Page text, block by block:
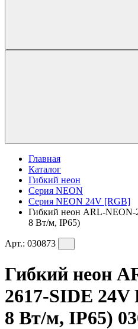
Главная
Каталог
Гибкий неон
Серия NEON
Серия NEON 24V [RGB]
Гибкий неон ARL-
8 Вт/м, IP65)
Арт.: 030873
Гибкий неон
2617-SIDE
8 Вт/м, IP65)